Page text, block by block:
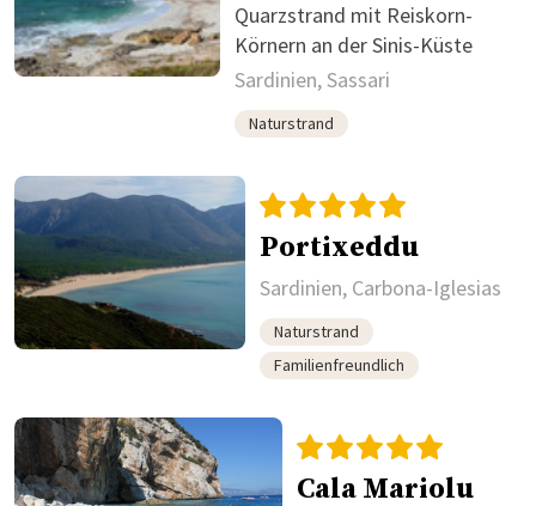
Quarzstrand mit Reiskorn-
Körnern an der Sinis-Küste
Sardinien, Sassari
Naturstrand
Portixeddu
Sardinien, Carbona-Iglesias
Naturstrand
Familienfreundlich
Cala Mariolu